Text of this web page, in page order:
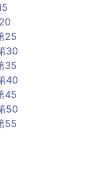
25
30
35
40
45
50
55